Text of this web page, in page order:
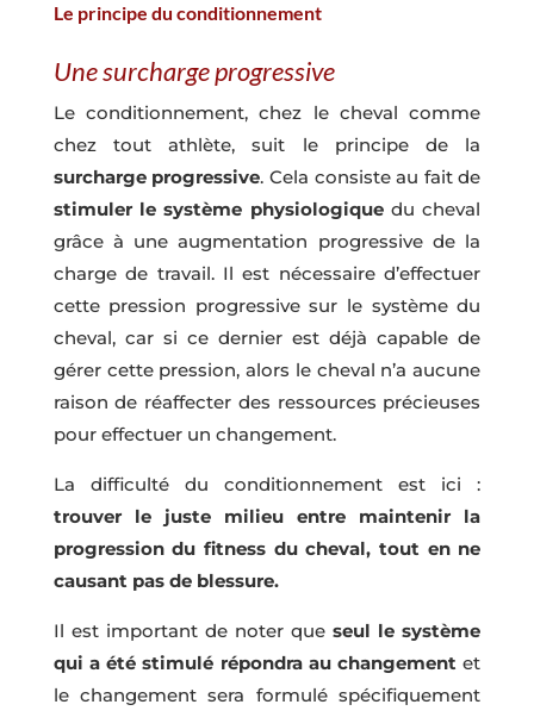
Le principe du conditionnement
Une surcharge progressive
Le conditionnement, chez le cheval comme
chez tout athlète, suit le principe de la
surcharge progressive. Cela consiste au fait de
stimuler le système physiologiquedu cheval
grâce à une augmentation progressive de la
charge de travail. Il est nécessaire d’effectuer
cette pression progressive sur le système du
cheval, car si ce dernier est déjà capable de
gérer cette pression, alors le cheval n’a aucune
raison de réaffecter des ressources précieuses
pour effectuer un changement.
La difficulté du conditionnement est ici :
trouver le juste milieu entre maintenir la
progression du fitness du cheval, tout en ne
causant pas de blessure.
Il est important de noter queseul le système
qui a été stimulé répondra au changement et
le changement sera formulé spécifiquement